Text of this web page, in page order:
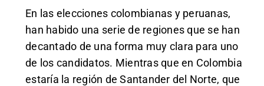
En las elecciones colombianas y peruanas,
han habido una serie de regiones que se han
decantado de una forma muy clara para uno
de los candidatos. Mientras que en Colombia
estaría la región de Santander del Norte, que